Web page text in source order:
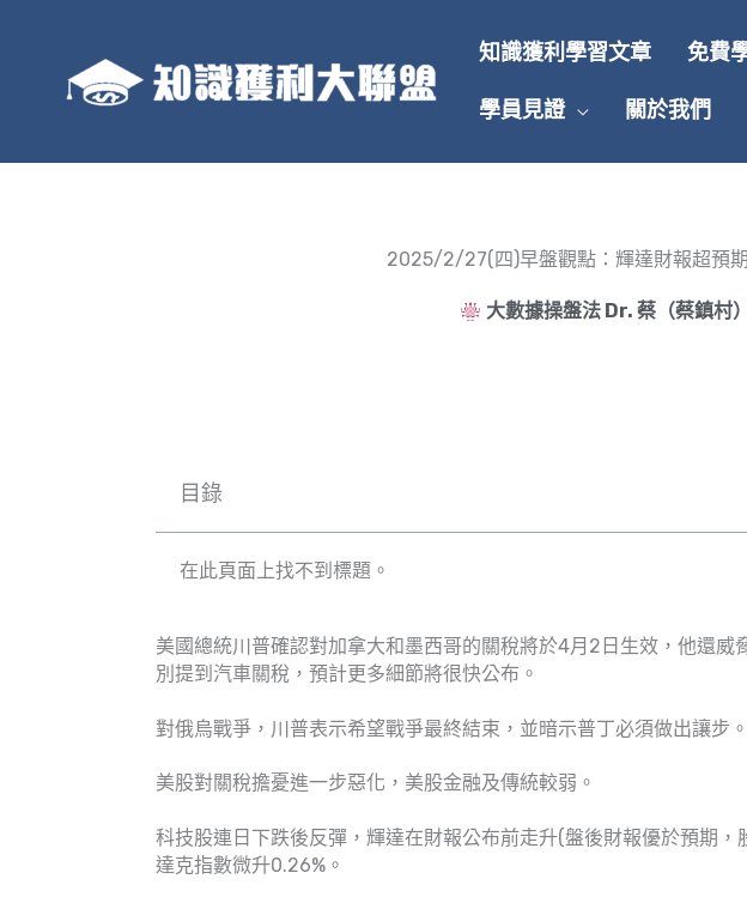
知識獲利學習文章 免費
學員見證 關於我們
2025/2/27(四)早盤觀點：輝達財報超預
大數據操盤法 Dr. 蔡（蔡鎮村）
目錄
在此頁面上找不到標題。
美國總統川普確認對加拿大和墨西哥的關稅將於4月2日生效，他還威
別提到汽車關稅，預計更多細節將很快公布。
對俄烏戰爭，川普表示希望戰爭最終結束，並暗示普丁必須做出讓步。
美股對關稅擔憂進一步惡化，美股金融及傳統較弱。
科技股連日下跌後反彈，輝達在財報公布前走升(盤後財報優於預期，
達克指數微升0.26%。